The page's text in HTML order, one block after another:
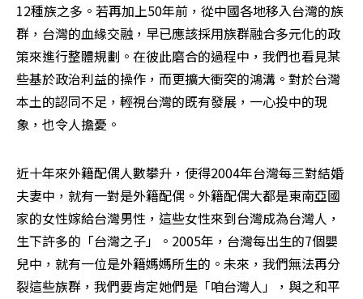
12種族之多。若再加上50年前，從中國各地移入台灣的族
群，台灣的血緣交融，早已應該採用族群融合多元化的政
策來進行整體規劃。在彼此磨合的過程中，我們也看見某
些基於政治利益的操作，而更擴大衝突的鴻溝。對於台灣
本土的認同不足，輕視台灣的既有發展，一心投中的現
象，也令人擔憂。
近十年來外籍配偶人數攀升，使得2004年台灣每三對結婚
夫妻中，就有一對是外籍配偶。外籍配偶大都是東南亞國
家的女性嫁給台灣男性，這些女性來到台灣成為台灣人，
生下許多的「台灣之子」。2005年，台灣每出生的7個嬰
兒中，就有一位是外籍媽媽所生的。未來，我們無法再分
裂這些族群，我們要肯定她們是「咱台灣人」，與之和平